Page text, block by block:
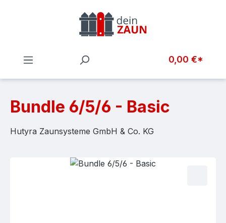
Zum Hauptinhalt springen
0,00 €*
Bundle 6/5/6 - Basic
Hutyra Zaunsysteme GmbH & Co. KG
Bildergalerie überspringen